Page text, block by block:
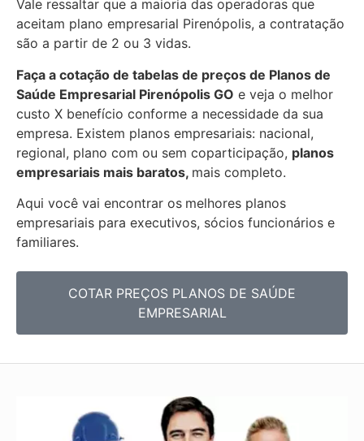
Vale ressaltar que a maioria das operadoras que
aceitam plano empresarial Pirenópolis, a contratação
são a partir de 2 ou 3 vidas.
Faça a cotação de tabelas de preços de Planos de
Saúde Empresarial Pirenópolis GO e veja o melhor
custo X benefício conforme a necessidade da sua
empresa. Existem planos empresariais: nacional,
regional, plano com ou sem coparticipação, planos
empresariais mais baratos, mais completo.
Aqui você vai encontrar os melhores planos
empresariais para executivos, sócios funcionários e
familiares.
COTAR PREÇOS PLANOS DE SAÚDE
EMPRESARIAL